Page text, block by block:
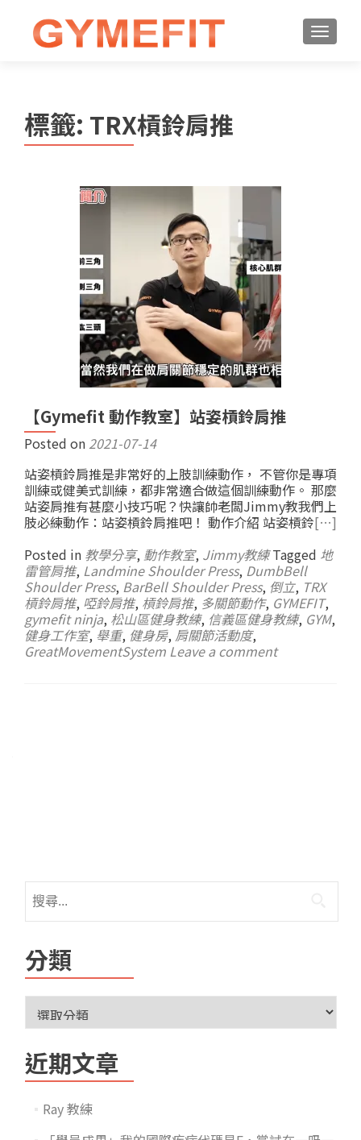
標籤: TRX槓鈴肩推
【Gymefit 動作教室】站姿槓鈴肩推
Posted on 2021-07-14
站姿槓鈴肩推是非常好的上肢訓練動作， 不管你是專項
訓練或健美式訓練，都非常適合做這個訓練動作。 那麼
站姿肩推有甚麼小技巧呢？快讓帥老闆Jimmy教我們上
肢必練動作：站姿槓鈴肩推吧！ 動作介紹 站姿槓鈴[…]
Posted in 教學分享, 動作教室, Jimmy教練 Tagged 地
雷管肩推, Landmine Shoulder Press, DumbBell
Shoulder Press, BarBell Shoulder Press, 倒立, TRX
槓鈴肩推, 啞鈴肩推, 槓鈴肩推, 多關節動作, GYMEFIT,
gymefit ninja, 松山區健身教練, 信義區健身教練, GYM,
健身工作室, 舉重, 健身房, 肩關節活動度,
GreatMovementSystem Leave a comment
分類
近期文章
Ray 教練